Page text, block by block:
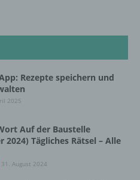
Rezepte speichern und
2025
Auf der Baustelle
2024) Tägliches Rätsel – Alle
31. August 2024
werden.
Einrichtung
personenbezogene
Verantwortlichen